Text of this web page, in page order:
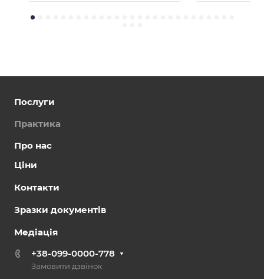
Послуги
Практика
Про нас
Ціни
Контакти
Зразки документів
Медіація
+38-099-0000-778
Замовити дзвінок